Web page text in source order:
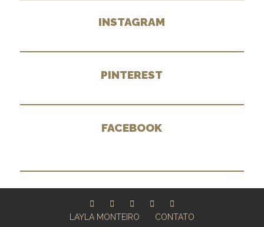
INSTAGRAM
PINTEREST
FACEBOOK
LAYLA MONTEIRO CONTATO